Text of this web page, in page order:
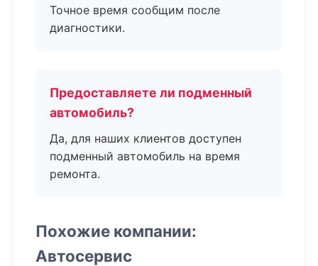
Точное время сообщим после
диагностики.
Предоставляете ли подменный
автомобиль?
Да, для наших клиентов доступен
подменный автомобиль на время
ремонта.
Похожие компании:
Автосервис